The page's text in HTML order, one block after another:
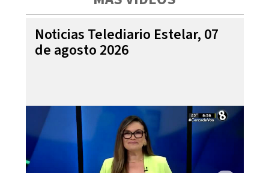
Noticias Telediario Estelar, 07
de agosto 2026